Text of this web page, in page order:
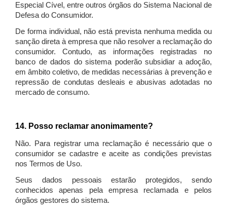
Especial Cível, entre outros órgãos do Sistema Nacional de
Defesa do Consumidor.
De forma individual, não está prevista nenhuma medida ou
sanção direta à empresa que não resolver a reclamação do
consumidor. Contudo, as informações registradas no
banco de dados do sistema poderão subsidiar a adoção,
em âmbito coletivo, de medidas necessárias à prevenção e
repressão de condutas desleais e abusivas adotadas no
mercado de consumo.
14. Posso reclamar anonimamente?
Não. Para registrar uma reclamação é necessário que o
consumidor se cadastre e aceite as condições previstas
nos Termos de Uso.
Seus dados pessoais estarão protegidos, sendo
conhecidos apenas pela empresa reclamada e pelos
órgãos gestores do sistema.